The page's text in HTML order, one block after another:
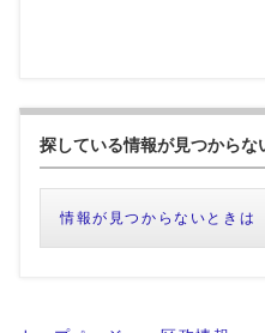
探している情報が見つからな
情報が見つからないときは